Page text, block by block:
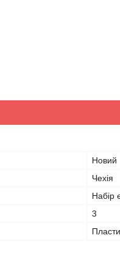
Новий
Чехія
Набір
3